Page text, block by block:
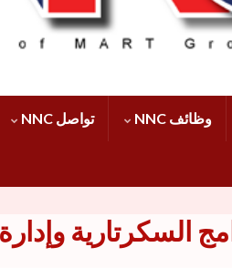
وظائف NNC تواصل NNC
السكرتارية